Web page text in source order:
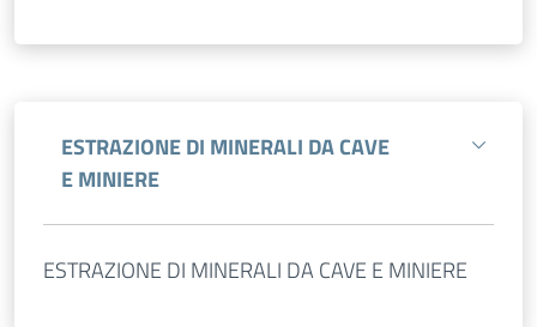
ESTRAZIONE DI MINERALI DA CAVE
E MINIERE
ESTRAZIONE DI MINERALI DA CAVE E MINIERE